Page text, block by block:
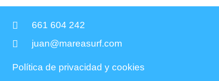
661 604 242
juan@mareasurf.com
Política de privacidad y cookies